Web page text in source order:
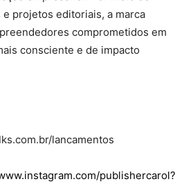
projetos editoriais, a marca
comprometidos em
consciente e de impacto
lancamentos
publishercarol?